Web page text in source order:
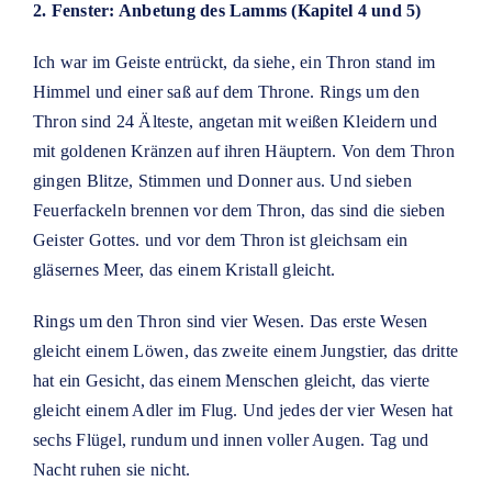
2. Fenster: Anbetung des Lamms (Kapitel 4 und 5)
Ich war im Geiste entrückt, da siehe, ein Thron stand im
Himmel und einer saß auf dem Throne. Rings um den
Thron sind 24 Älteste, angetan mit weißen Kleidern und
mit goldenen Kränzen auf ihren Häuptern. Von dem Thron
gingen Blitze, Stimmen und Donner aus. Und sieben
Feuerfackeln brennen vor dem Thron, das sind die sieben
Geister Gottes. und vor dem Thron ist gleichsam ein
gläsernes Meer, das einem Kristall gleicht.
Rings um den Thron sind vier Wesen. Das erste Wesen
gleicht einem Löwen, das zweite einem Jungstier, das dritte
hat ein Gesicht, das einem Menschen gleicht, das vierte
gleicht einem Adler im Flug. Und jedes der vier Wesen hat
sechs Flügel, rundum und innen voller Augen. Tag und
Nacht ruhen sie nicht.